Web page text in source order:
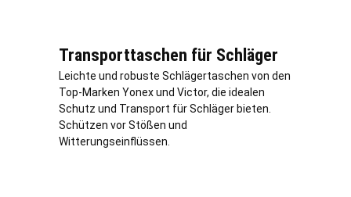
Transporttaschen für Schläger
Leichte und robuste Schlägertaschen von den
Top-Marken Yonex und Victor, die idealen
Schutz und Transport für Schläger bieten.
Schützen vor Stößen und
Witterungseinflüssen.